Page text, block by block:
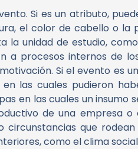
Si es un atributo,
el color de cabello o
unidad de estudio,
a procesos internos de
Si el evento es un
las cuales pudieron
en las cuales un
de una empresa
que
como el clima